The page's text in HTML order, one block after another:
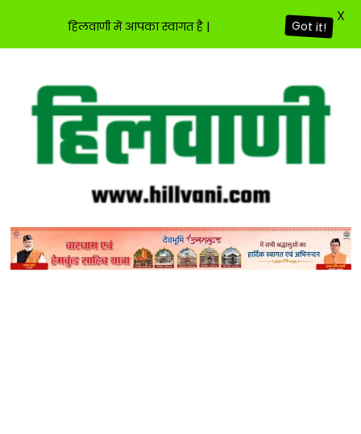
content
हिलवाणी में आपका स्वागत है | Got it!
X